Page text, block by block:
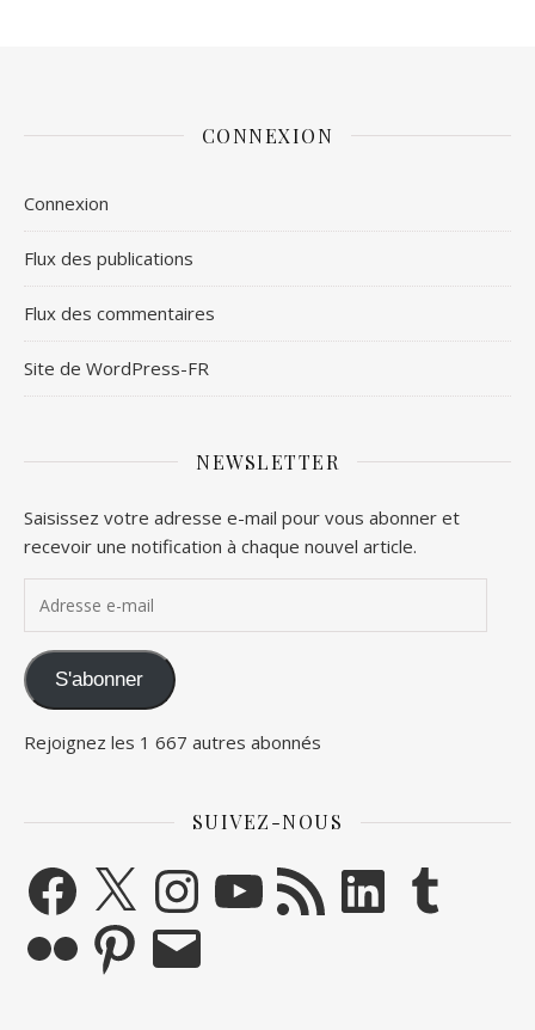
CONNEXION
Connexion
Flux des publications
Flux des commentaires
Site de WordPress-FR
NEWSLETTER
Saisissez votre adresse e-mail pour vous abonner et
recevoir une notification à chaque nouvel article.
S'abonner
Rejoignez les 1 667 autres abonnés
SUIVEZ-NOUS
Facebook
X InstagramYouTubeFlux RSSLinkedIn Tumblr
PinterestE-mail